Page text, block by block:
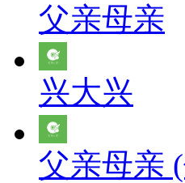
父亲母亲
兴大兴
父亲母亲